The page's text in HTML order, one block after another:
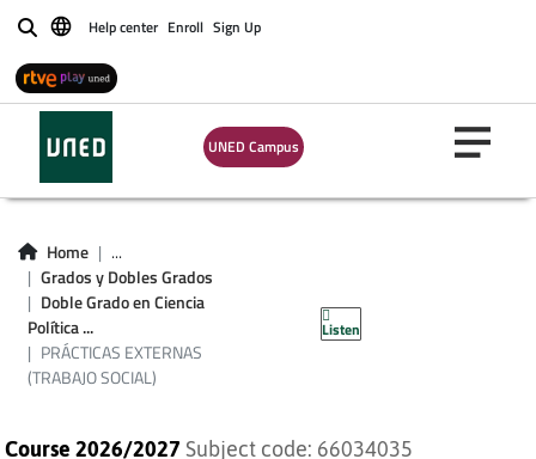
BuscarHelp center Enroll Sign Up
UNED Campus
Home
...
Grados y Dobles Grados
Doble Grado en Ciencia
Política ...
PRÁCTICAS EXTERNAS
(TRABAJO SOCIAL)
Listen
PRÁCTICAS
EXTERNAS
(TRABAJO SOCIAL)
Course 2026/2027 Subject code: 66034035